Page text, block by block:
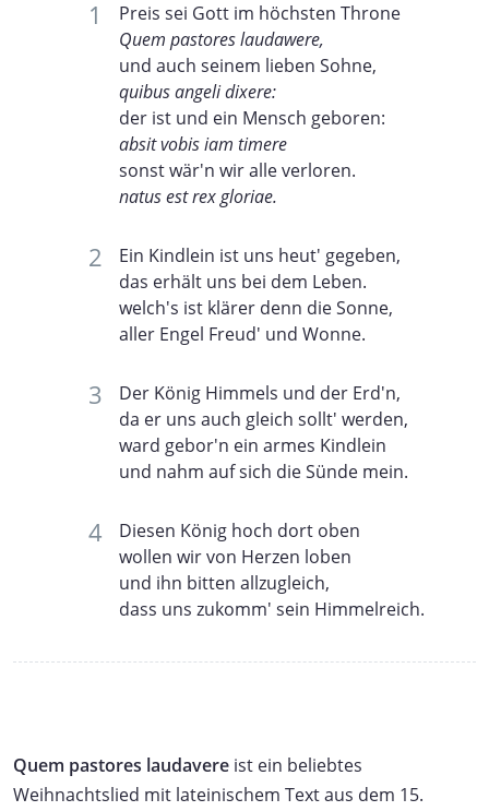
Preis sei Gott im höchsten Throne
Quem pastores laudawere,
und auch seinem lieben Sohne,
quibus angeli dixere:
der ist und ein Mensch geboren:
absit vobis iam timere
sonst wär'n wir alle verloren.
natus est rex gloriae.
Ein Kindlein ist uns heut' gegeben,
das erhält uns bei dem Leben.
welch's ist klärer denn die Sonne,
aller Engel Freud' und Wonne.
Der König Himmels und der Erd'n,
da er uns auch gleich sollt' werden,
ward gebor'n ein armes Kindlein
und nahm auf sich die Sünde mein.
Diesen König hoch dort oben
wollen wir von Herzen loben
und ihn bitten allzugleich,
dass uns zukomm' sein Himmelreich.
Quem pastores laudavere ist ein beliebtes
Weihnachtslied mit lateinischem Text aus dem 15.